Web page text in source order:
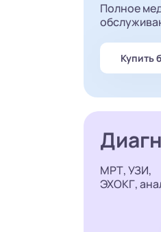
Полное
Купить
МРТ, УЗИ,
ЭХОКГ,